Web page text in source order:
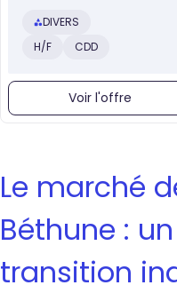
DIVERS
H/F
CDD
Voir l'offre
Le marché
Béthune :
transition